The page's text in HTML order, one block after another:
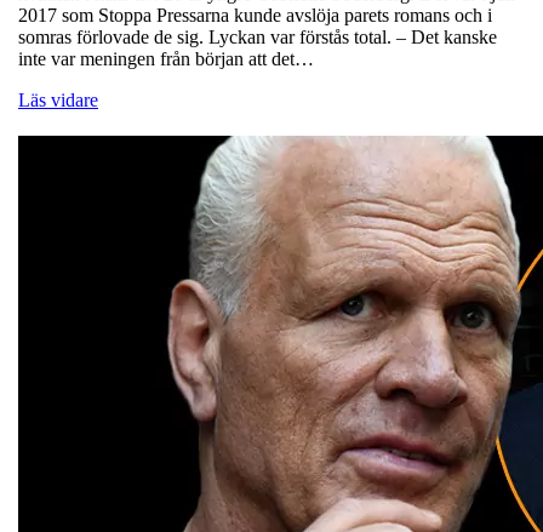
2017 som Stoppa Pressarna kunde avslöja parets romans och i
somras förlovade de sig. Lyckan var förstås total. – Det kanske
inte var meningen från början att det…
Läs vidare